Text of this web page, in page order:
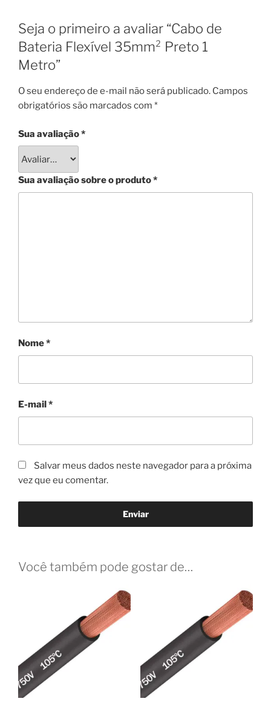
Seja o primeiro a avaliar “Cabo de
Bateria Flexível 35mm² Preto 1
Metro”
O seu endereço de e-mail não será publicado. Campos
obrigatórios são marcados com *
Sua avaliação*
Sua avaliação sobre o produto*
Nome*
E-mail *
Salvar meus dados neste navegador para a próxima
vez que eu comentar.
Você também pode gostar de…